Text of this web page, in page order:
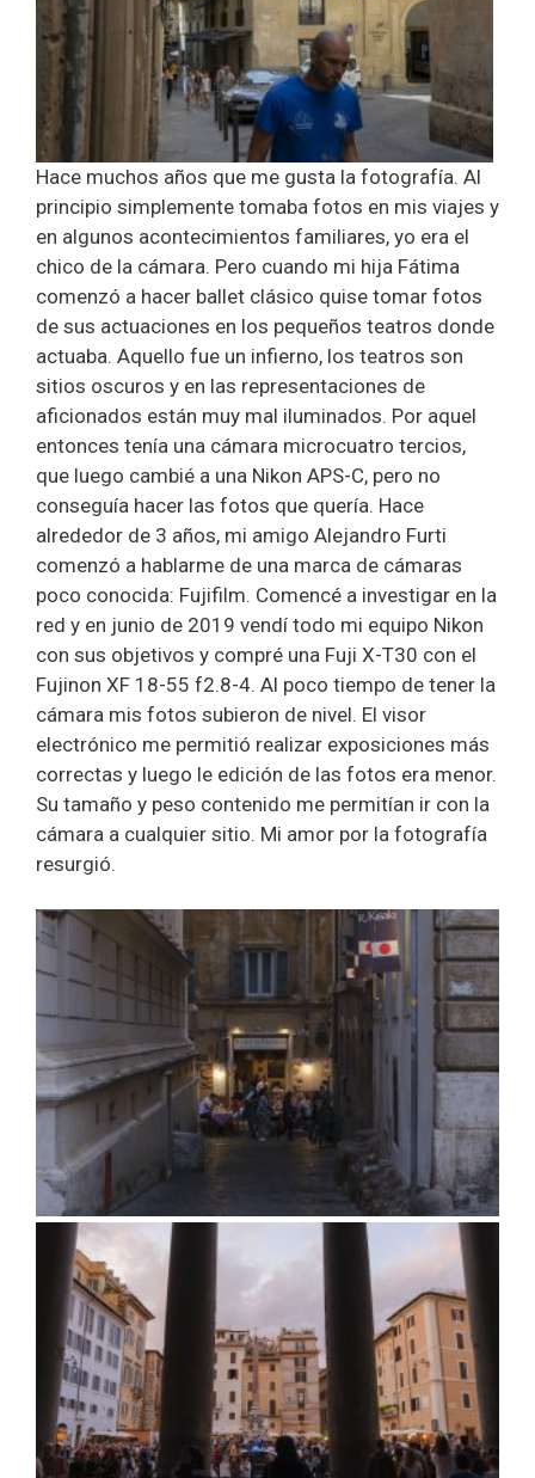
Hace muchos años que me gusta la fotografía. Al
principio simplemente tomaba fotos en mis viajes y
en algunos acontecimientos familiares, yo era el
chico de la cámara. Pero cuando mi hija Fátima
comenzó a hacer ballet clásico quise tomar fotos
de sus actuaciones en los pequeños teatros donde
actuaba. Aquello fue un infierno, los teatros son
sitios oscuros y en las representaciones de
aficionados están muy mal iluminados. Por aquel
entonces tenía una cámara microcuatro tercios,
que luego cambié a una Nikon APS-C, pero no
conseguía hacer las fotos que quería. Hace
alrededor de 3 años, mi amigo Alejandro Furti
comenzó a hablarme de una marca de cámaras
poco conocida: Fujifilm. Comencé a investigar en la
red y en junio de 2019 vendí todo mi equipo Nikon
con sus objetivos y compré una Fuji X-T30 con el
Fujinon XF 18-55 f2.8-4. Al poco tiempo de tener la
cámara mis fotos subieron de nivel. El visor
electrónico me permitió realizar exposiciones más
correctas y luego le edición de las fotos era menor.
Su tamaño y peso contenido me permitían ir con la
cámara a cualquier sitio. Mi amor por la fotografía
resurgió.